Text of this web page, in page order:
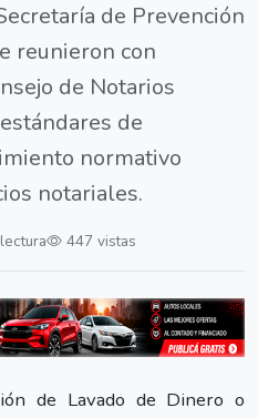
de Prevención
reunieron con
de Notarios
de
normativo
notariales.
447 vistas
de Lavado de Dinero o